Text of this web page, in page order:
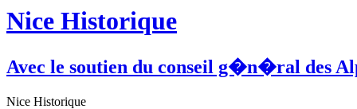
Nice Historique
Avec le soutien du conseil g�n�ral des
Nice Historique